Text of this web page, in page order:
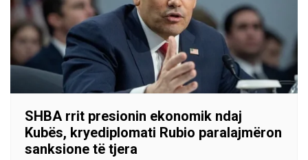
SHBA rrit presionin ekonomik ndaj
Kubës, kryediplomati Rubio paralajmëron
sanksione të tjera